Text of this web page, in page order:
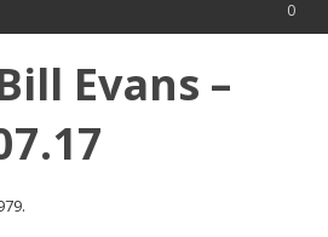
0
Evans –